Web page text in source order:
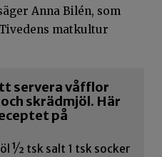
Anna Bilén, som
matkultur
servera våfflor
skrädmjöl. Här
på
½ tsk salt 1 tsk socker